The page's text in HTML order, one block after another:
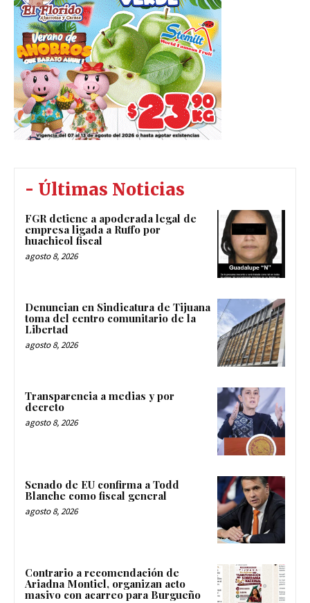
- Últimas Noticias
FGR detiene a apoderada legal de
empresa ligada a Ruffo por
huachicol fiscal
agosto 8, 2026
Denuncian en Sindicatura de Tijuana
toma del centro comunitario de la
Libertad
agosto 8, 2026
Transparencia a medias y por
decreto
agosto 8, 2026
Senado de EU confirma a Todd
Blanche como fiscal general
agosto 8, 2026
Contrario a recomendación de
Ariadna Montiel, organizan acto
masivo con acarreo para Burgueño